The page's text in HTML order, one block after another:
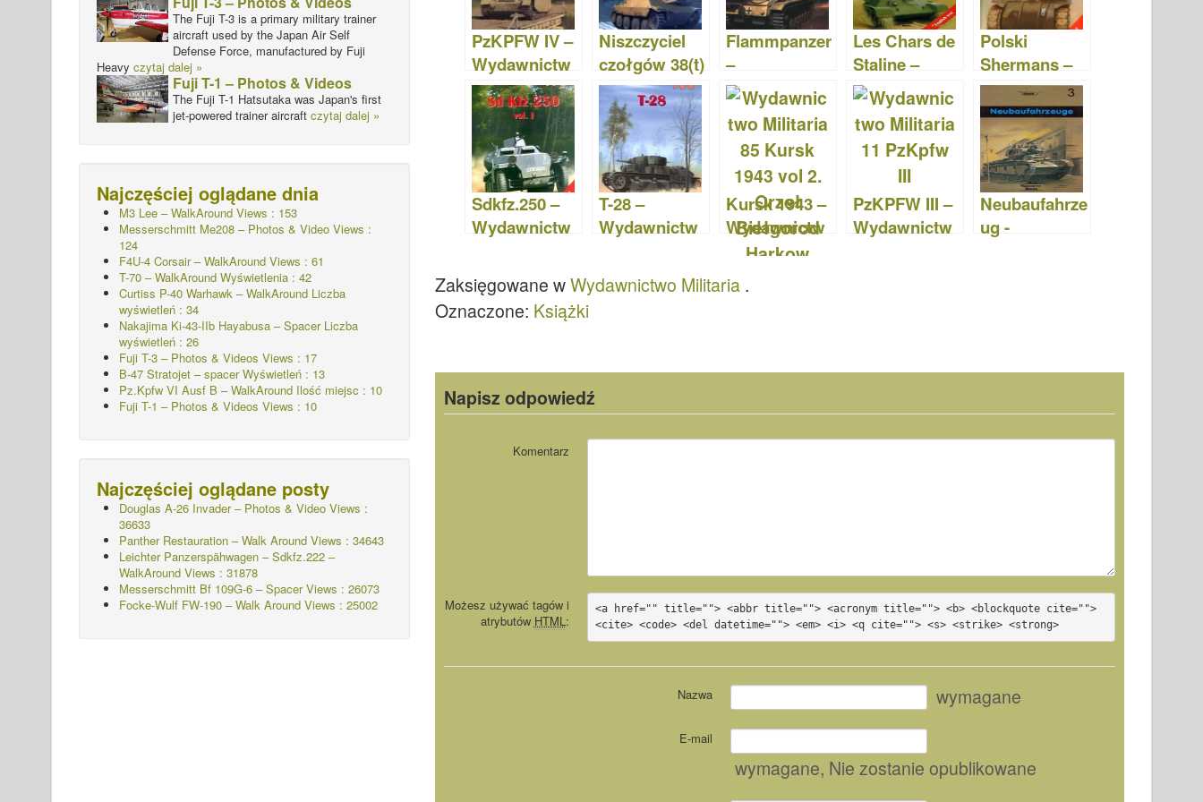
o
k
n
PzKPFW IV –
Wydawnictw
o Militaria 147
Niszczyciel
czołgów 38(t)
- Hetzer -
sdkfz.138/2 -
Wydawnictw
o Militaria 056
Flammpanzer
–
Wydawnictw
o Militaria 029
Les Chars de
Staline –
Wydawnictw
o Militaria 212
Polski
Shermans –
Wydawnictw
o Militaria 192
Sdkfz.250 –
Wydawnictw
T-28 –
Wydawnictw
Kursk 1943 –
Wydawnictw
o Militaria 085
PzKPFW III –
Wydawnictw
Neubaufahrze
ug -
Zaksięgowane wWydawnictwo Militaria .
Oznaczone: Książki
Napisz odpowiedź
Komentarz
Możesz używać tagów i
atrybutów HTML :
<a href="" title=""> <abbr title=""> <acronym title=""> <b> <blockquote cite="">
<cite> <code> <del datetime=""> <em> <i> <q cite=""> <s> <strike> <strong>
Nazwa wymagane
E-mail
wymagane, Nie zostanie opublikowane
The Fuji T-3 is a primary military trainer
aircraft used by the Japan Air Self
Defense Force, manufactured by Fuji
Heavy czytaj dalej »
Fuji T-1 – Photos & Videos
The Fuji T-1 Hatsutaka was Japan's first
jet-powered trainer aircraft czytaj dalej »
Najczęściej oglądane dnia
M3 Lee – WalkAround Views : 153
Messerschmitt Me208 – Photos & Video Views :
124
F4U-4 Corsair – WalkAround Views : 61
T-70 – WalkAround Wyświetlenia : 42
Curtiss P-40 Warhawk – WalkAround Liczba
wyświetleń : 34
Nakajima Ki-43-IIb Hayabusa – SpacerLiczba
wyświetleń : 26
Fuji T-3 – Photos & Videos Views : 17
B-47 Stratojet – spacer Wyświetleń : 13
Pz.Kpfw VI Ausf B – WalkAround Ilość miejsc : 10
Fuji T-1 – Photos & Videos Views : 10
Najczęściej oglądane posty
Douglas A-26 Invader – Photos & Video Views :
36633
Panther Restauration – Walk Around Views : 34643
Leichter Panzerspähwagen – Sdkfz.222 –
WalkAround Views : 31878
Messerschmitt Bf 109G-6 – Spacer Views : 26073
Focke-Wulf FW-190 – Walk Around Views : 25002